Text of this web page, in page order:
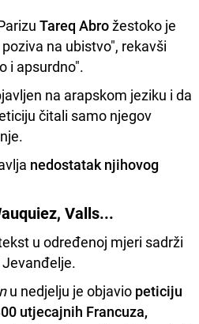
Tareq Abrožestoko je
na ubistvo", rekavši
i apsurdno".
na arapskom jeziku i da
čitali samo njegov
nedostatak njihovog
Valls...
u određenoj mjeri sadrži
u nedjelju je objavio peticiju
utjecajnih Francuza,